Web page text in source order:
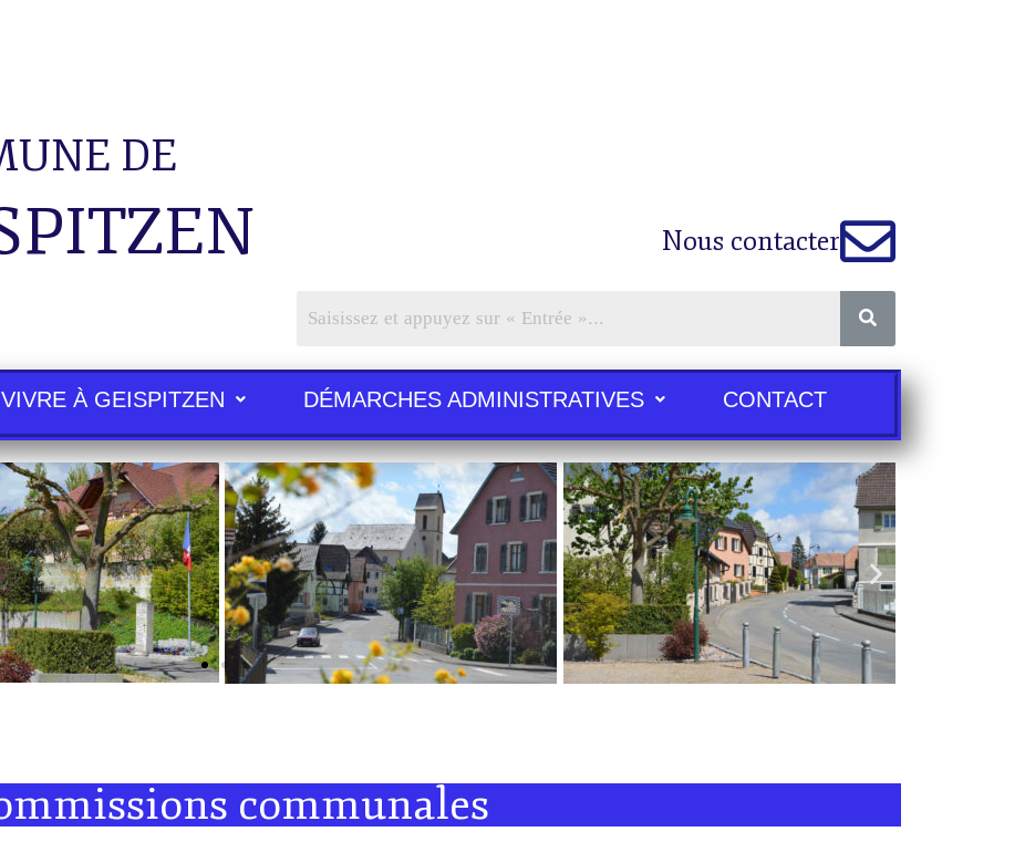
DE
Nous contacter
VIVRE À GEISPITZEN DÉMARCHES ADMINISTRATIVES CONTACT
communales